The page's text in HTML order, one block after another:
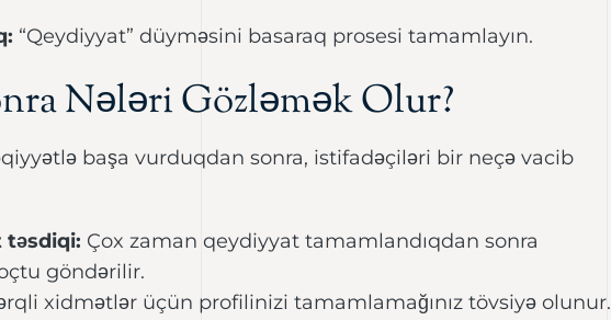
“Qeydiyyat” düyməsini basaraq prosesi tamamlayın.
Nələri Gözləmək Olur?
başa vurduqdan sonra, istifadəçiləri bir neçə vacib
təsdiqi: Çox zaman qeydiyyat tamamlandıqdan sonra
göndərilir.
xidmətlər üçün profilinizi tamamlamağınız tövsiyə olunur.